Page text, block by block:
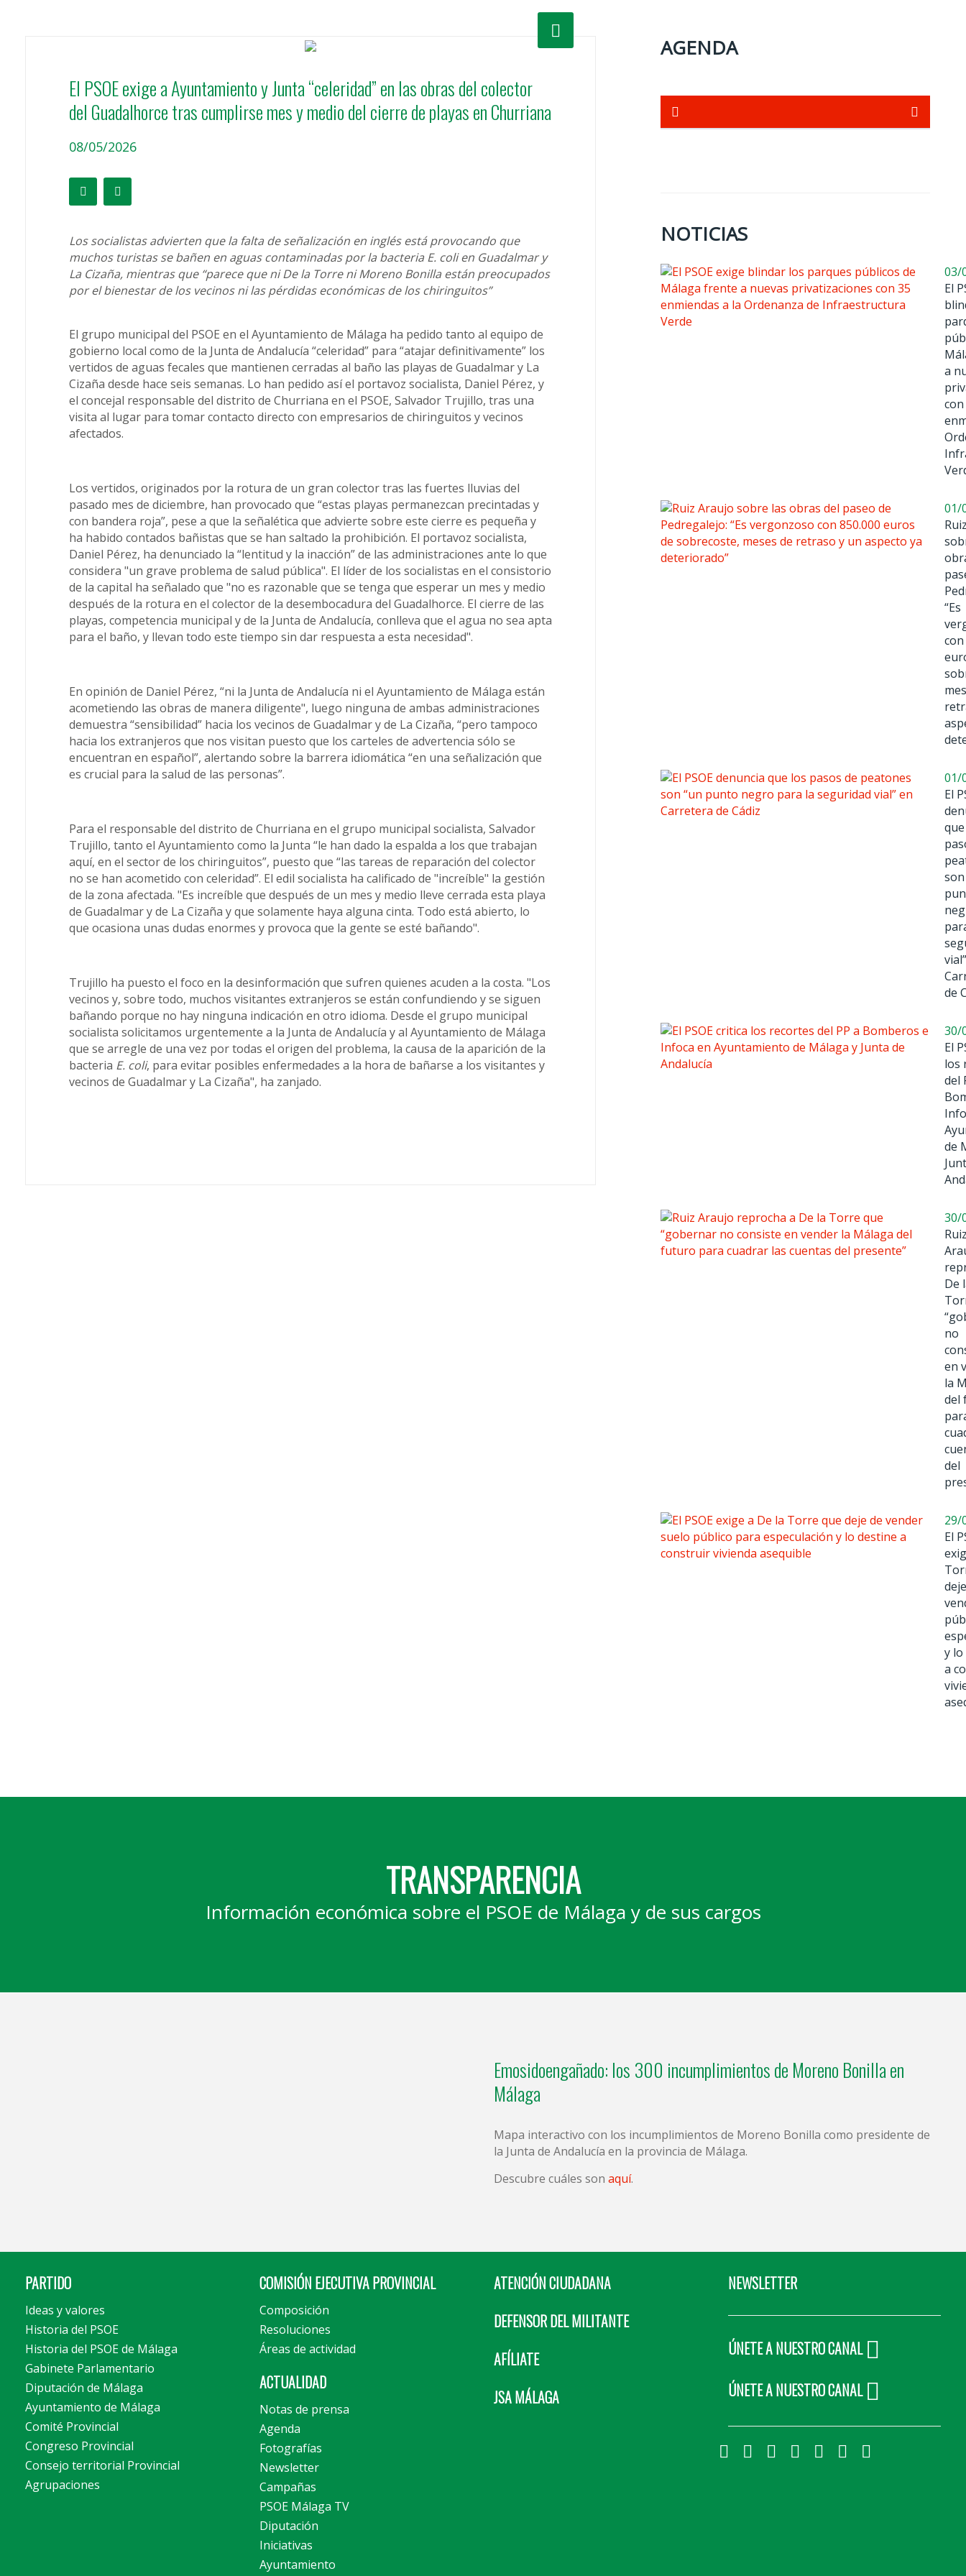
El PSOE exige a Ayuntamiento y Junta “celeridad” en las obras del colector
del Guadalhorce tras cumplirse mes y medio del cierre de playas en Churriana
08/05/2026
Los socialistas advierten que la falta de señalización en inglés está provocando que
muchos turistas se bañen en aguas contaminadas por la bacteria E. coli en Guadalmar y
La Cizaña, mientras que “parece que ni De la Torre ni Moreno Bonilla están preocupados
por el bienestar de los vecinos ni las pérdidas económicas de los chiringuitos”
El grupo municipal del PSOE en el Ayuntamiento de Málaga ha pedido tanto al equipo de
gobierno local como de la Junta de Andalucía “celeridad” para “atajar definitivamente” los
vertidos de aguas fecales que mantienen cerradas al baño las playas de Guadalmar y La
Cizaña desde hace seis semanas. Lo han pedido así el portavoz socialista, Daniel Pérez, y
el concejal responsable del distrito de Churriana en el PSOE, Salvador Trujillo, tras una
visita al lugar para tomar contacto directo con empresarios de chiringuitos y vecinos
afectados.
Los vertidos, originados por la rotura de un gran colector tras las fuertes lluvias del
pasado mes de diciembre, han provocado que “estas playas permanezcan precintadas y
con bandera roja”, pese a que la señalética que advierte sobre este cierre es pequeña y
ha habido contados bañistas que se han saltado la prohibición. El portavoz socialista,
Daniel Pérez, ha denunciado la “lentitud y la inacción” de las administraciones ante lo que
considera "un grave problema de salud pública". El líder de los socialistas en el consistorio
de la capital ha señalado que "no es razonable que se tenga que esperar un mes y medio
después de la rotura en el colector de la desembocadura del Guadalhorce. El cierre de las
playas, competencia municipal y de la Junta de Andalucía, conlleva que el agua no sea apta
para el baño, y llevan todo este tiempo sin dar respuesta a esta necesidad".
En opinión de Daniel Pérez, “ni la Junta de Andalucía ni el Ayuntamiento de Málaga están
acometiendo las obras de manera diligente", luego ninguna de ambas administraciones
demuestra “sensibilidad” hacia los vecinos de Guadalmar y de La Cizaña, “pero tampoco
hacia los extranjeros que nos visitan puesto que los carteles de advertencia sólo se
encuentran en español”, alertando sobre la barrera idiomática “en una señalización que
es crucial para la salud de las personas”.
Para el responsable del distrito de Churriana en el grupo municipal socialista, Salvador
Trujillo, tanto el Ayuntamiento como la Junta “le han dado la espalda a los que trabajan
aquí, en el sector de los chiringuitos”, puesto que “las tareas de reparación del colector
no se han acometido con celeridad”. El edil socialista ha calificado de "increíble" la gestión
de la zona afectada. "Es increíble que después de un mes y medio lleve cerrada esta playa
de Guadalmar y de La Cizaña y que solamente haya alguna cinta. Todo está abierto, lo
que ocasiona unas dudas enormes y provoca que la gente se esté bañando".
Trujillo ha puesto el foco en la desinformación que sufren quienes acuden a la costa. "Los
vecinos y, sobre todo, muchos visitantes extranjeros se están confundiendo y se siguen
bañando porque no hay ninguna indicación en otro idioma. Desde el grupo municipal
socialista solicitamos urgentemente a la Junta de Andalucía y al Ayuntamiento de Málaga
que se arregle de una vez por todas el origen del problema, la causa de la aparición de la
bacteria E. coli, para evitar posibles enfermedades a la hora de bañarse a los visitantes y
vecinos de Guadalmar y La Cizaña", ha zanjado.
AGENDA
NOTICIAS
03/
El
a
01/
“Es
con
01/
El
de
30/
El
los
del
de
30/
De
no
en
la
del
del
29/
El
y
a
TRANSPARENCIA
Información económica sobre el PSOE de Málaga y de sus cargos
Emosidoengañado: los 300 incumplimientos de Moreno Bonilla en
Málaga
Mapa interactivo con los incumplimientos de Moreno Bonilla como presidente de
la Junta de Andalucía en la provincia de Málaga.
Descubre cuáles son aquí.
PARTIDO
Ideas y valores
Historia del PSOE
Historia del PSOE de Málaga
Gabinete Parlamentario
Diputación de Málaga
Ayuntamiento de Málaga
Comité Provincial
Congreso Provincial
Consejo territorial Provincial
Agrupaciones
COMISIÓN EJECUTIVA PROVINCIAL
Composición
Resoluciones
Áreas de actividad
ACTUALIDAD
Notas de prensa
Agenda
Fotografías
Newsletter
Campañas
PSOE Málaga TV
Diputación
Iniciativas
Ayuntamiento
ATENCIÓN CIUDADANA
DEFENSOR DEL MILITANTE
AFÍLIATE
JSA MÁLAGA
NEWSLETTER
ÚNETE A NUESTRO CANAL
ÚNETE A NUESTRO CANAL